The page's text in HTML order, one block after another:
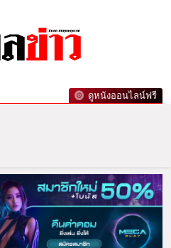
ว.com
ารอบโลก เลขเด็ดหวยดัง ตรวจ
ดูหนังออนไลน์ฟรี